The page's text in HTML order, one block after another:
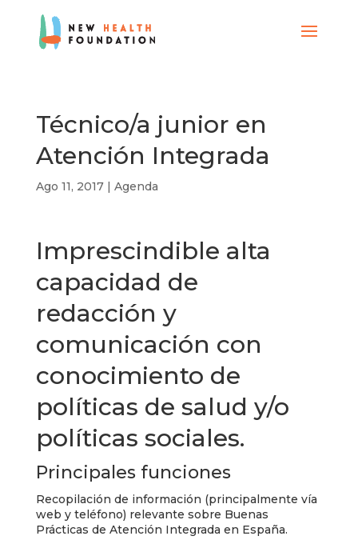
Técnico/a junior en
Atención Integrada
Ago 11, 2017| Agenda
Imprescindible alta
capacidad de
redacción y
comunicación con
conocimiento de
políticas de salud y/o
políticas sociales.
Principales funciones
Recopilación de información (principalmente vía
web y teléfono) relevante sobre Buenas
Prácticas de Atención Integrada en España.